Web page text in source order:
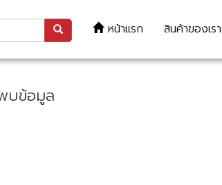
หน้าแรก สินค้าของเรา
บข้อมูล